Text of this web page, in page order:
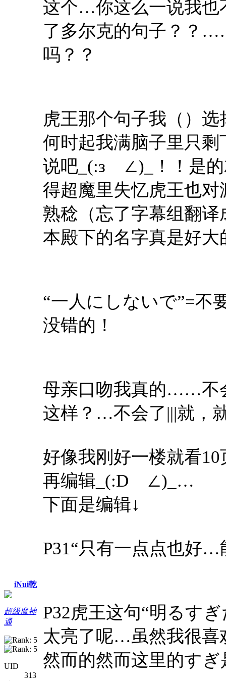
iNui乾
超级魔神
通
UID
313
这个…你这么一说我也
了多尔克的句子？？
吗？？
虎王那个句子我（）
何时起我满脑子里只
说吧_(:зゝ∠)_！！是
得超魔里失忆虎王也
熟稔（忘了字幕组翻译
本殿下的名字真是好
“一人にしないで”=不
没错的！
母亲口吻我真的……不
这样？…不会了|||就，
好像我刚好一楼就看
再编辑_(:Dゝ∠)_…
下面是编辑↓
P31“只有一点点也好
P32虎王这句“明るす
太亮了呢…虽然我很喜
然而的然而这里的す